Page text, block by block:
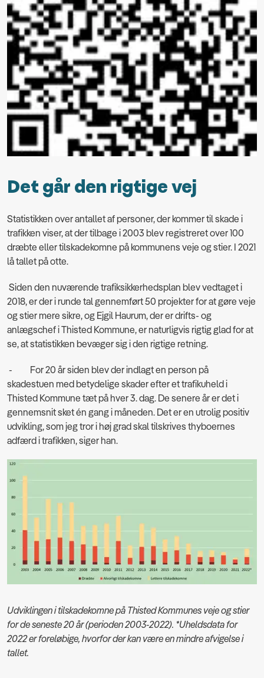
Det går den rigtige vej
Statistikken over antallet af personer, der kommer til skade i
trafikken viser, at der tilbage i 2003 blev registreret over 100
dræbte eller tilskadekomne på kommunens veje og stier. I 2021
lå tallet på otte.
Siden den nuværende trafiksikkerhedsplan blev vedtaget i
2018, er der i runde tal gennemført 50 projekter for at gøre veje
og stier mere sikre, og Ejgil Haurum, der er drifts- og
anlægschef i Thisted Kommune, er naturligvis rigtig glad for at
se, at statistikken bevæger sig i den rigtige retning.
- For 20 år siden blev der indlagt en person på
skadestuen med betydelige skader efter et trafikuheld i
Thisted Kommune tæt på hver 3. dag. De senere år er det i
gennemsnit sket én gang i måneden. Det er en utrolig positiv
udvikling, som jeg tror i høj grad skal tilskrives thyboernes
adfærd i trafikken, siger han.
Udviklingen i tilskadekomne på Thisted Kommunes veje og stier
for de seneste 20 år (perioden 2003-2022). *Uheldsdata for
2022 er foreløbige, hvorfor der kan være en mindre afvigelse i
tallet.